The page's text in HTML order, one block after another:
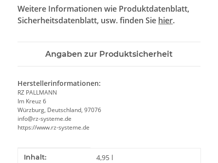
Weitere Informationen wie Produktdatenblatt,
Sicherheitsdatenblatt, usw. finden Sie hier.
Angaben zur Produktsicherheit
Herstellerinformationen:
RZ PALLMANN
Im Kreuz 6
Würzburg, Deutschland, 97076
info@rz-systeme.de
https://www.rz-systeme.de
Produkteigenschaft
Wert
Inhalt: 4,95 l